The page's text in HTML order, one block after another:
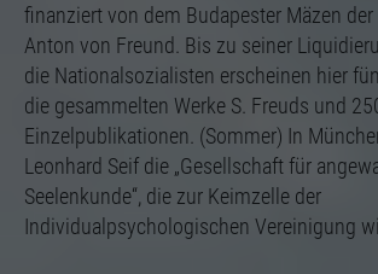
finanziert von dem Budapester Mäzen
Anton von Freund. Bis zu seiner
die Nationalsozialisten erscheinen hier
die gesammelten Werke S. Freuds und
Einzelpublikationen. (Sommer) In
Leonhard Seif die „Gesellschaft für
Seelenkunde“, die zur Keimzelle der
Individualpsychologischen Vereinigung